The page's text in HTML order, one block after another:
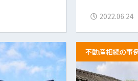
2022.06.24
不動産相続の事